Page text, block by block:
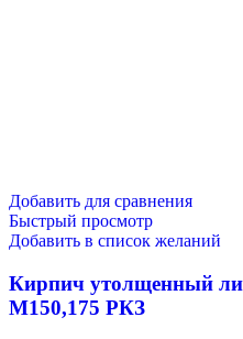
Добавить для сравнения
Быстрый просмотр
Добавить в список желаний
Кирпич утолщенный
М150,175 РКЗ